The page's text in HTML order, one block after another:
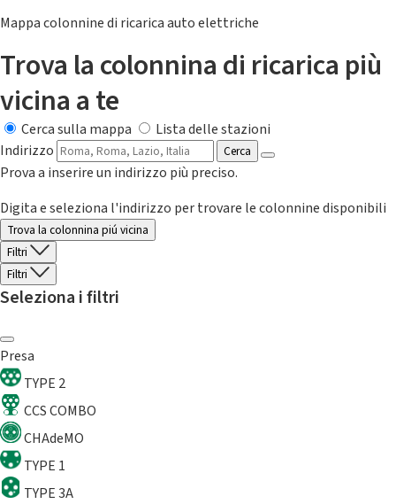
Mappa colonnine di ricarica auto elettriche
Trova la colonnina di ricarica più
vicina a te
Cerca sulla mappa
Lista delle stazioni
Indirizzo
Cerca
Prova a inserire un indirizzo più preciso.
Digita e seleziona l'indirizzo per trovare le colonnine disponibili
Trova la colonnina piú vicina
Filtri
Filtri
Seleziona i filtri
Presa
TYPE 2
CCS COMBO
CHAdeMO
TYPE 1
TYPE 3A